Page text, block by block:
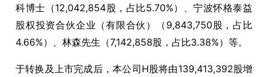
科博士（12,042,854股，占比5.70%）、宁波怀格泰益
股权投资合伙企业（有限合伙）（9,843,750股，占比
4.66%）、林森先生（7,142,858股，占比3.38%）等。
于转换及上市完成后，本公司H股将由139,413,392股增